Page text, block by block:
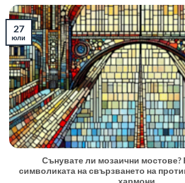
Сънувате ли мозаични мостове?
символиката на свързването на
27
юли